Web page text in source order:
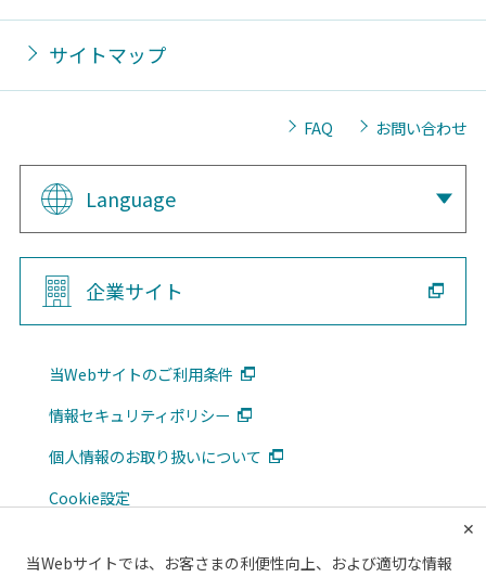
サイトマップ
FAQ お問い合わせ
Language
企業サイト
当Webサイトのご利用条件
情報セキュリティポリシー
個人情報のお取り扱いについて
Cookie設定
当Webサイトでは、お客さまの利便性向上、および適切な情報
✕